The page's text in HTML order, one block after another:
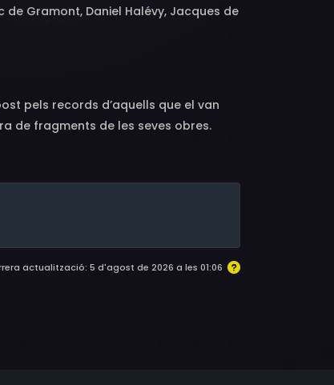
de Gramont, Daniel Halévy, Jacques de
Morand, Jean Négroni, Philippe
pels records d’aquells que el van
de fragments de les seves obres.
actualització: 5 d'agost de 2026 a les 01:06